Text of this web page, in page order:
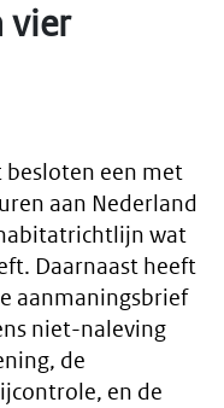
vier
besloten een met
aan Nederland
wat
Daarnaast heeft
aanmaningsbrief
niet-naleving
de
en de